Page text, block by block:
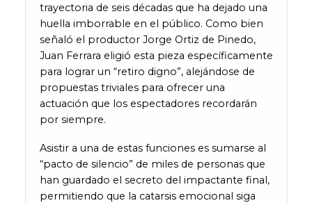
trayectoria de seis décadas que ha dejado una
huella imborrable en el público. Como bien
señaló el productor Jorge Ortiz de Pinedo,
Juan Ferrara eligió esta pieza específicamente
para lograr un “retiro digno”, alejándose de
propuestas triviales para ofrecer una
actuación que los espectadores recordarán
por siempre.
Asistir a una de estas funciones es sumarse al
“pacto de silencio” de miles de personas que
han guardado el secreto del impactante final,
permitiendo que la catarsis emocional siga